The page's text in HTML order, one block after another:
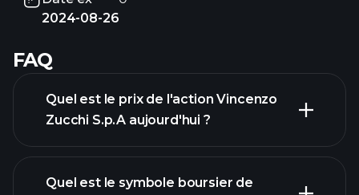
2024-08-26
FAQ
Quel est le prix de l'action Vincenzo
Zucchi S.p.A aujourd'hui ?
Quel est le symbole boursier de